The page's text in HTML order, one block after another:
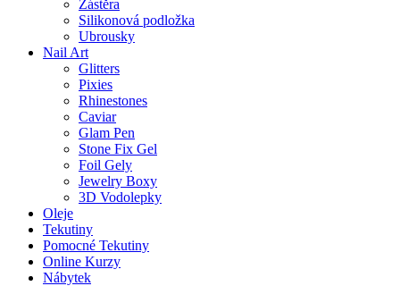
Zástěra
Silikonová podložka
Ubrousky
Nail Art
Glitters
Pixies
Rhinestones
Caviar
Glam Pen
Stone Fix Gel
Foil Gely
Jewelry Boxy
3D Vodolepky
Oleje
Tekutiny
Pomocné Tekutiny
Online Kurzy
Nábytek